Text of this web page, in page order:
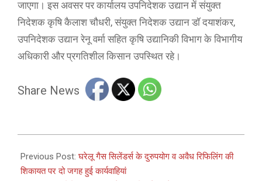
जाएगा। इस अवसर पर कार्यालय उपनिदेशक उद्यान में संयुक्त
निदेशक कृषि कैलाश चौधरी, संयुक्त निदेशक उद्यान डॉ दयाशंकर,
उपनिदेशक उद्यान रेनू वर्मा सहित कृषि उद्यानिकी विभाग के विभागीय
अधिकारी और प्रगतिशील किसान उपस्थित रहे।
Share News
04-
04
Previous Post:घरेलू गैस सिलेंडर्स के दुरुपयोग व अवैध रिफिलिंग की
शिकायत पर दो जगह हुई कार्यवाहियां